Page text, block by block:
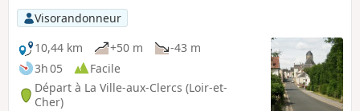
Visorandonneur
10,44 km
+50 m
-43 m
3h 05
Facile
Départ à La Ville-aux-Clercs (Loir-et-
Cher)